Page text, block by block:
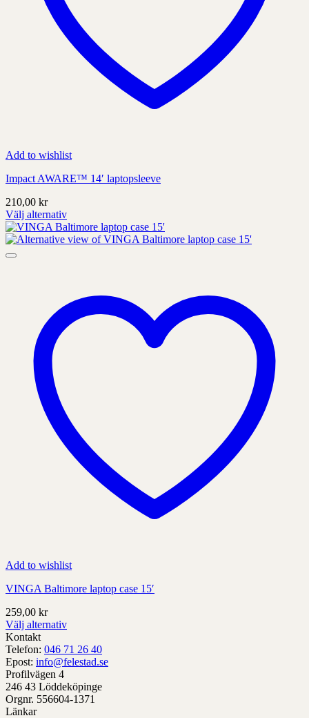
Add to wishlist
Impact AWARE™ 14′ laptopsleeve
210,00 kr
Välj alternativ
Denna
produkt
har
produktens
Add to wishlist
VINGA Baltimore laptop case 15′
259,00 kr
Välj alternativ
Denna
produkt
har
alternativ
som
kan
väljas
Kontakt
Telefon: 046 71 26 40
Epost: info@felestad.se
Profilvägen 4
246 43 Löddeköpinge
Orgnr. 556604-1371
Länkar